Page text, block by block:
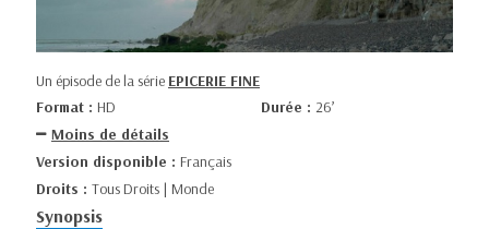
Un épisode de la série EPICERIE FINE
Format : HD Durée : 26’
Moins de détails
Version disponible : Français
Droits : Tous Droits | Monde
Synopsis